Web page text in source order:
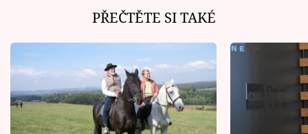
Sledujte nás
PŘEČTĚTE SI TAKÉ